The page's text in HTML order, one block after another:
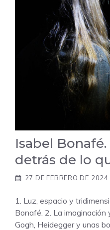
Isabel
detrás de lo
27 DE FEBRERO DE 2024
1. Luz, espacio y
Bonafé. 2. La imaginación
Gogh, Heidegger y unas